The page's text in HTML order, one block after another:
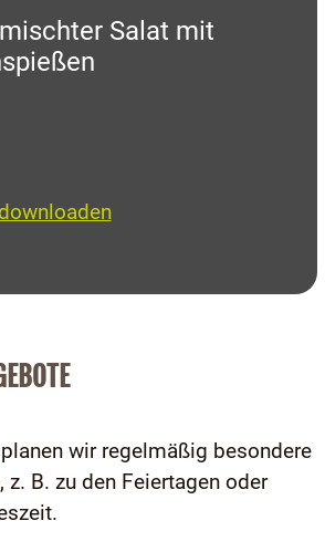
Salat mit
wir regelmäßig besondere
, z. B. zu den Feiertagen oder